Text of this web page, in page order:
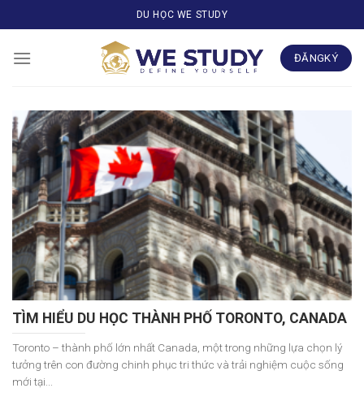
to
content
DU HỌC WE STUDY
ĐĂNGKÝ
TÌM HIỂU DU HỌC THÀNH PHỐ TORONTO, CANADA
Toronto – thành phố lớn nhất Canada, một trong những lựa chọn lý
tưởng trên con đường chinh phục tri thức và trải nghiệm cuộc sống
mới tại...